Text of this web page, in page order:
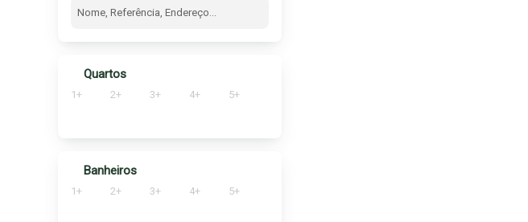
Alto da Boa Vista (1)
Quartos
1+ 2+ 3+ 4+ 5+
Banheiros
1+ 2+ 3+ 4+ 5+